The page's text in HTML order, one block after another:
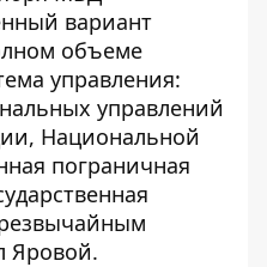
вариант
объеме
управления:
управлений
Национальной
пограничная
Яровой.